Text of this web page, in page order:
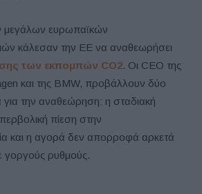
μεγάλων ευρωπαϊκών
κάλεσαν την ΕΕ να αναθεωρήσει
των εκπομπών CO2. Οι CEO της
και της BMW, προβάλλουν δύο
για την αναθεώρηση: η σταδιακή
πίεση στην
και η αγορά δεν απορροφά αρκετά
γοργούς ρυθμούς.